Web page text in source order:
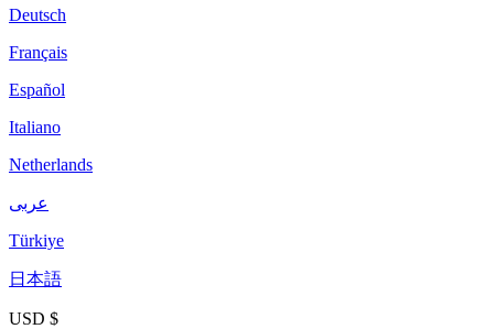
Deutsch
Français
Español
Italiano
Netherlands
عربى
Türkiye
日本語
USD $